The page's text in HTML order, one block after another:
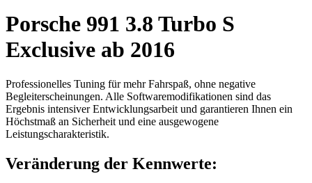
Porsche 991 3.8 Turbo S
Exclusive ab 2016
Professionelles Tuning für mehr Fahrspaß, ohne negative
Begleiterscheinungen. Alle Softwaremodifikationen sind das
Ergebnis intensiver Entwicklungsarbeit und garantieren Ihnen ein
Höchstmaß an Sicherheit und eine ausgewogene
Leistungscharakteristik.
Veränderung der Kennwerte: